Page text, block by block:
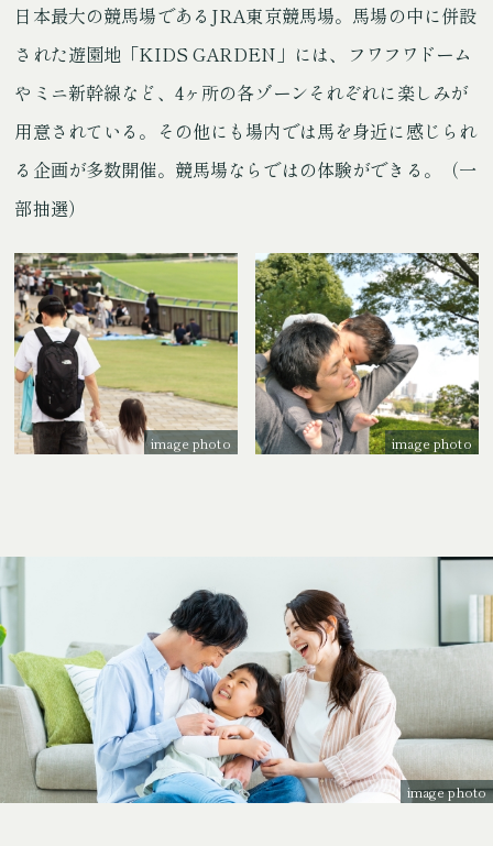
日本最大の競馬場であるJRA東京競馬場。馬場の中に併設
された遊園地「KIDS GARDEN」には、フワフワドーム
やミニ新幹線など、4ヶ所の各ゾーンそれぞれに楽しみが
用意されている。その他にも場内では馬を身近に感じられ
る企画が多数開催。競馬場ならではの体験ができる。（一
部抽選）
image photo image photo
image photo